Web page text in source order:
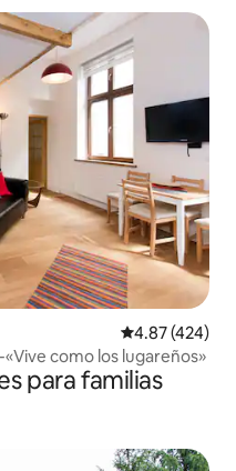
Calificación
4.87 (424)
como los lugareños»
para familias